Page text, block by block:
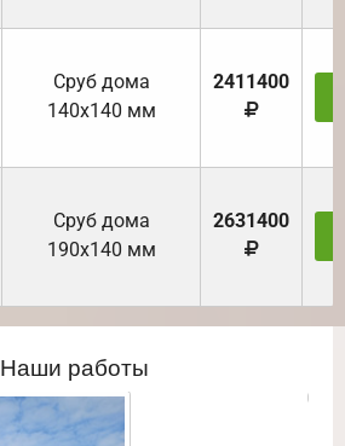
Cруб дома
140х140 мм
2411400
Cруб дома
190х140 мм
2631400
Наши работы